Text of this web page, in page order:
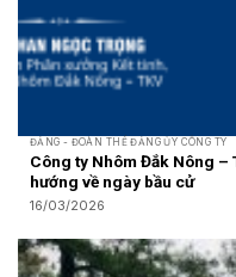
ĐẢNG - ĐOÀN THỂ ĐẢNG ỦY CÔNG TY
Công ty Nhôm Đắk Nông –
hướng về ngày bầu cử
16/03/2026